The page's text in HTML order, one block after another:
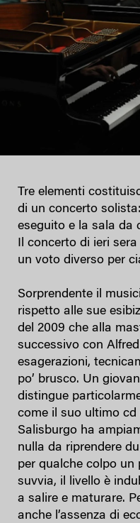
Tre elementi
di un concerto
eseguito e la sala da
Il concerto di ieri
un voto diverso per
Sorprendente il
rispetto alle sue
del 2009 che alla
successivo con
esagerazioni,
po’ brusco. Un
distingue
come il suo ultimo
Salisburgo ha
nulla da riprendere
per qualche colpo un
suvvia, il livello è
a salire e maturare.
anche l’assenza di